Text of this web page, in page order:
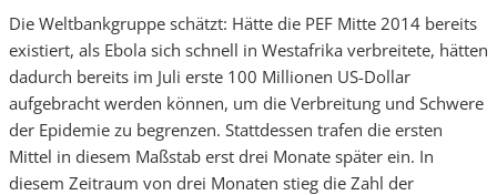
Die Weltbankgruppe schätzt: Hätte die PEF Mitte 2014 bereits
existiert, als Ebola sich schnell in Westafrika verbreitete, hätten
dadurch bereits im Juli erste 100 Millionen US-Dollar
aufgebracht werden können, um die Verbreitung und Schwere
der Epidemie zu begrenzen. Stattdessen trafen die ersten
Mittel in diesem Maßstab erst drei Monate später ein. In
diesem Zeitraum von drei Monaten stieg die Zahl der